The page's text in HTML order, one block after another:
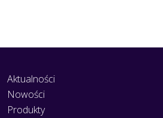
Aktualności
Nowości
Produkty